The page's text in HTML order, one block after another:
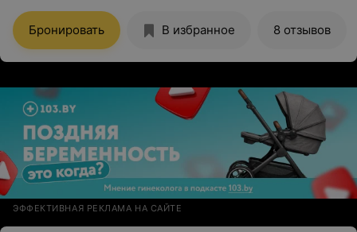
Бронировать В избранное 8 отзывов
ЭФФЕКТИВНАЯ РЕКЛАМА НА САЙТЕ